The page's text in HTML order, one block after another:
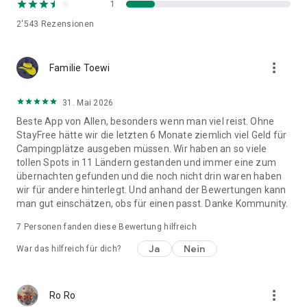
Wohnmobil, Dachzelt und Wohnwagen:
Campingplätzen
- Plane deinen Camper-Roadtrip mit individuellen
- Verfolge deine Reisen – mit dem Reise-Logbuch
- Füge neue Stellplätze hinzu
- Bewerte alle Plätze, auf denen du übernachtet hast
- Filtere Plätze mit über 50 Filtern
- Teile Plätze einfach mit Freunden
- Mach ein Clean-Up der wilden Stellplätze
Roadtrip-Planung & Tracking
-> Verfolge deine Reisen auf der Karte & werde zum Vanlife-
Profi.
StayFree ist nicht nur die Datenbank mit Camping - und
Stellplätzen oder wilden Zwischenstopps für
2'543 Rezensionen
1
Familie Toewi more_vert
31. Mai 2026
Beste App von Allen, besonders wenn man viel reist. Ohne
StayFree hätte wir die letzten 6 Monate ziemlich viel Geld für
Campingplätze ausgeben müssen. Wir haben an so viele
tollen Spots in 11 Ländern gestanden und immer eine zum
übernachten gefunden und die noch nicht drin waren haben
wir für andere hinterlegt. Und anhand der Bewertungen kann
man gut einschätzen, obs für einen passt. Danke Kommunity.
7 Personen fanden diese Bewertung hilfreich
War das hilfreich für dich? Ja Nein
Ro Ro more_vert